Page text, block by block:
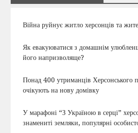
Війна руйнує житло херсонців та
Як евакуюватися з домашнім
його напризволяще?
Понад 400 утриманців Херсонського
очікують на нову домівку
У марафоні “З Україною в серці”
знамениті земляки, популярні